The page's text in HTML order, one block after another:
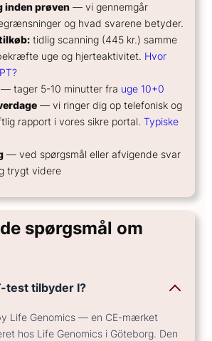
inden prøven — vi gennemgår
og hvad svarene betyder.
tidlig scanning (445 kr.) samme
uge og hjerteaktivitet. Hvor
— tager 5-10 minutter fra uge 10+0
— vi ringer dig op telefonisk og
rapport i vores sikre portal. Typiske
— ved spørgsmål eller afvigende svar
trygt videre
spørgsmål om
test tilbyder I?
Life Genomics — en CE-mærket
hos Life Genomics i Göteborg. Den